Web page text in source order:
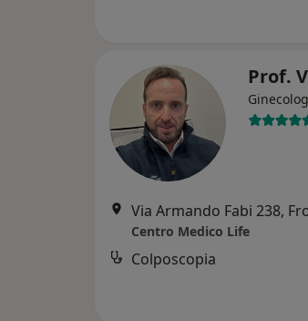
Prof.
Via Armando Fabi 238,
Centro Medico Life
Colposcopia